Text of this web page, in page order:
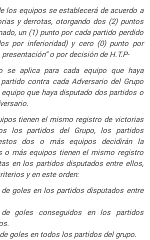
los equipos se establecerá de acuerdo a
y derrotas, otorgando dos (2) puntos
un (1) punto por cada partido perdido
por inferioridad) y cero (0) punto por
o por decisión de H.T.P-
se aplica para cada equipo que haya
contra cada Adversario del Grupo
que haya disputado dos partidos o
tienen el mismo registro de victorias
los partidos del Grupo, los partidos
dos o más equipos decidirán la
o más equipos tienen el mismo registro
en los partidos disputados entre ellos,
y en este orden:
goles en los partidos disputados entre
goles conseguidos en los partidos
goles en todos los partidos del grupo.